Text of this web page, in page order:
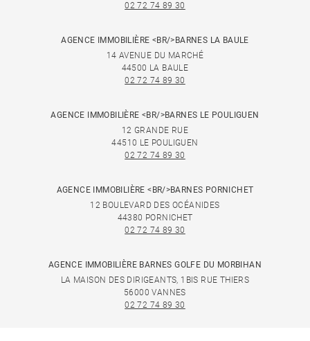
02 72 74 89 30
AGENCE IMMOBILIÈRE <BR/>BARNES LA BAULE
14 AVENUE DU MARCHÉ
44500 LA BAULE
02 72 74 89 30
AGENCE IMMOBILIÈRE <BR/>BARNES LE POULIGUEN
12 GRANDE RUE
44510 LE POULIGUEN
02 72 74 89 30
AGENCE IMMOBILIÈRE <BR/>BARNES PORNICHET
12 BOULEVARD DES OCÉANIDES
44380 PORNICHET
02 72 74 89 30
AGENCE IMMOBILIÈRE BARNES GOLFE DU MORBIHAN
LA MAISON DES DIRIGEANTS, 1BIS RUE THIERS
56000 VANNES
02 72 74 89 30